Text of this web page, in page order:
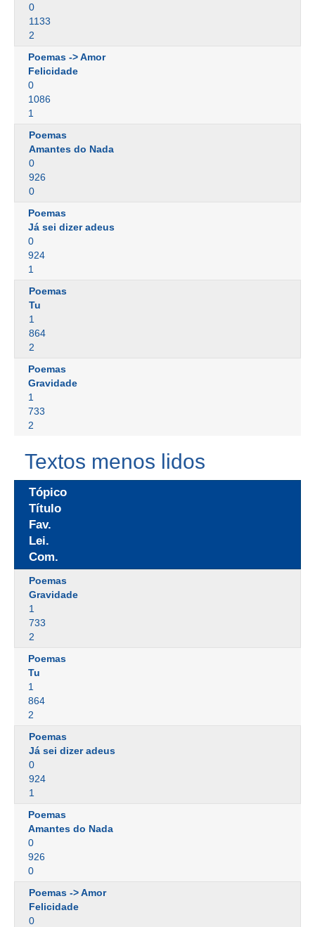
0
1133
2
Poemas -> Amor
Felicidade
0
1086
1
Poemas
Amantes do Nada
0
926
0
Poemas
Já sei dizer adeus
0
924
1
Poemas
Tu
1
864
2
Poemas
Gravidade
1
733
2
Textos menos lidos
Tópico
Título
Fav.
Lei.
Com.
Poemas
Gravidade
1
733
2
Poemas
Tu
1
864
2
Poemas
Já sei dizer adeus
0
924
1
Poemas
Amantes do Nada
0
926
0
Poemas -> Amor
Felicidade
0